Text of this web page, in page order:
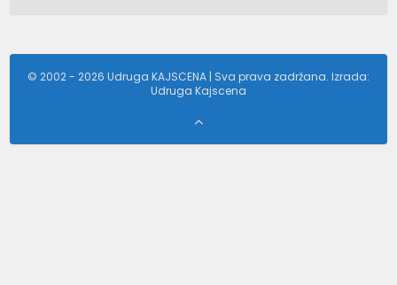
© 2002 - 2026 Udruga KAJSCENA | Sva prava zadržana. Izrada:
Udruga Kajscena